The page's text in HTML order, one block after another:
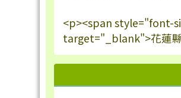
<p><span style="font-
target="_blank">花蓮